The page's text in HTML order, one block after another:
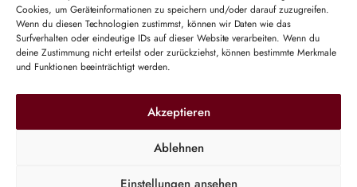
Cookies, um Geräteinformationen zu speichern und/oder darauf zuzugreifen.
Wenn du diesen Technologien zustimmst, können wir Daten wie das
Surfverhalten oder eindeutige IDs auf dieser Website verarbeiten. Wenn du
deine Zustimmung nicht erteilst oder zurückziehst, können bestimmte Merkmale
und Funktionen beeinträchtigt werden.
Akzeptieren
Ablehnen
Einstellungen ansehen
E-Mail-Adresse
Hiermit akzeptiere ich die Datenschutzbestimmungen